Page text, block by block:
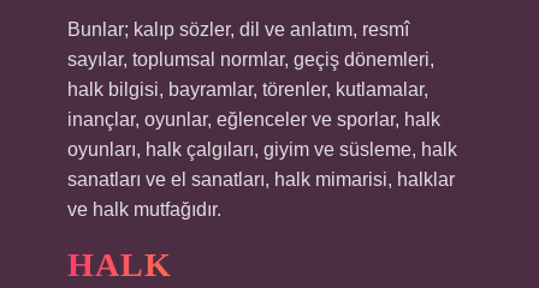
Bunlar; kalıp sözler, dil ve anlatım, resmî
sayılar, toplumsal normlar, geçiş dönemleri,
halk bilgisi, bayramlar, törenler, kutlamalar,
inançlar, oyunlar, eğlenceler ve sporlar, halk
oyunları, halk çalgıları, giyim ve süsleme, halk
sanatları ve el sanatları, halk mimarisi, halklar
ve halk mutfağıdır.
HALK